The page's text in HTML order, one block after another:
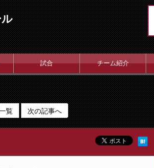
試合 チーム紹介
覧 次の記事へ